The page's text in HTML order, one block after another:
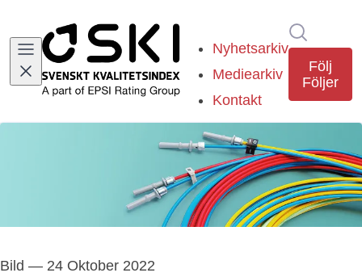
Nyhetsarkiv
Mediearkiv
Kontakt
Följ
Följer
Bild — 24 Oktober 2022